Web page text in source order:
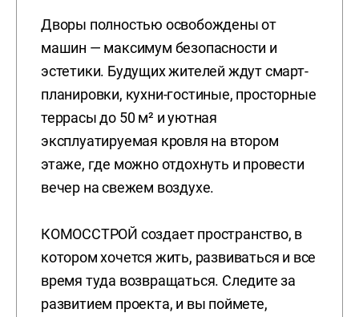
Дворы полностью освобождены от
машин — максимум безопасности и
эстетики. Будущих жителей ждут смарт-
планировки, кухни-гостиные, просторные
террасы до 50 м² и уютная
эксплуатируемая кровля на втором
этаже, где можно отдохнуть и провести
вечер на свежем воздухе.
КОМОССТРОЙ создает пространство, в
котором хочется жить, развиваться и все
время туда возвращаться. Следите за
развитием проекта, и вы поймете,